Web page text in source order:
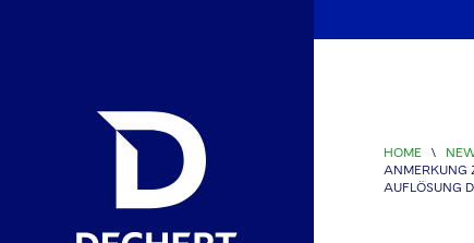
HOME \
ANMERKUNG
AUFLÖSUNG